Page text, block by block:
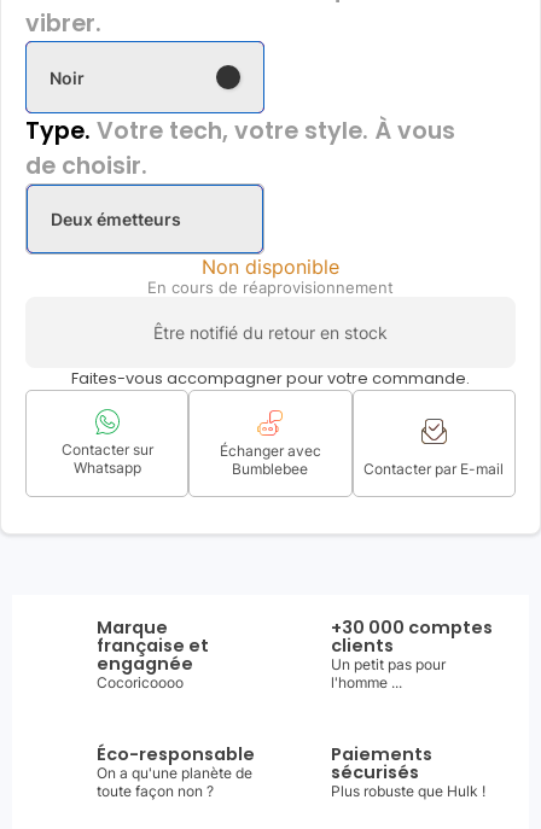
vibrer.
Noir
Type. Votre tech, votre style. À vous
de choisir.
Deux émetteurs
Non disponible
En cours de réaprovisionnement
Être notifié du retour en stock
Faites-vous accompagner pour votre commande.
Contacter sur
Whatsapp
Échanger avec
Bumblebee
Contacter par E-mail
Marque
française et
engagnée
Cocoricoooo
+30 000 comptes
clients
Un petit pas pour
l'homme ...
Éco-responsable
On a qu'une planète de
toute façon non ?
Paiements
sécurisés
Plus robuste que Hulk !